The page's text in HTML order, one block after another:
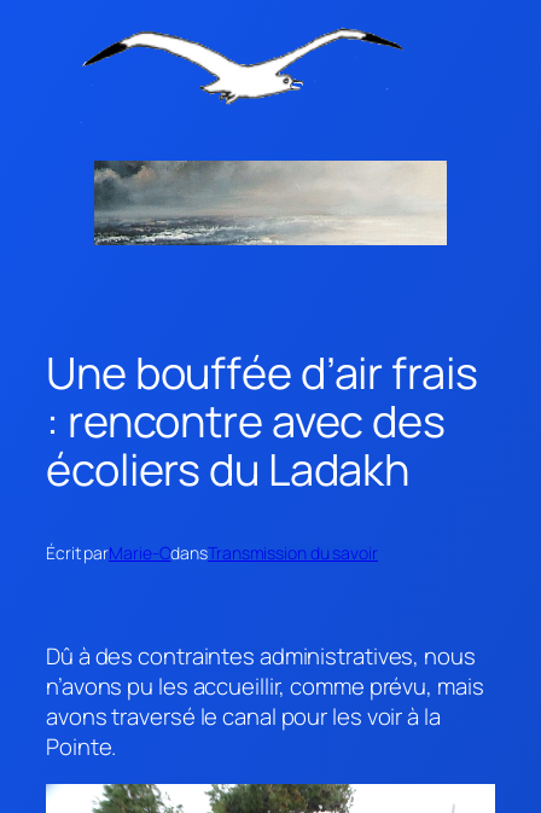
Une bouffée d’air frais
: rencontre avec des
écoliers du Ladakh
Écrit parMarie-OdansTransmission du savoir
Dû à des contraintes administratives, nous
n’avons pu les accueillir, comme prévu, mais
avons traversé le canal pour les voir à la
Pointe.